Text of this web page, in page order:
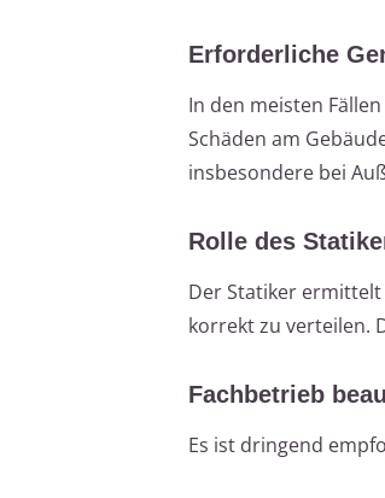
Erforderliche
In den meisten
Schäden am
insbesondere bei
Rolle des
Der Statiker
korrekt zu verteilen.
Fachbetrieb
Es ist dringend